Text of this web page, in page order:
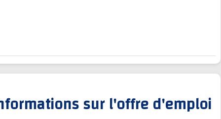
Informations sur l'offre